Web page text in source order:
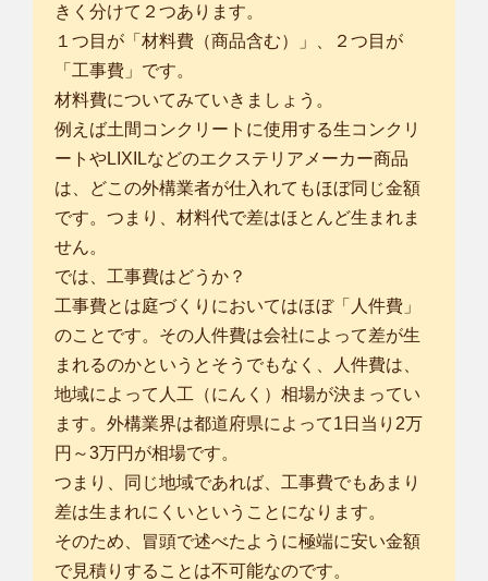
きく分けて２つあります。
１つ目が「材料費（商品含む）」、２つ目が
「工事費」です。
材料費についてみていきましょう。
例えば土間コンクリートに使用する生コンクリ
ートやLIXILなどのエクステリアメーカー商品
は、どこの外構業者が仕入れてもほぼ同じ金額
です。つまり、材料代で差はほとんど生まれま
せん。
では、工事費はどうか？
工事費とは庭づくりにおいてはほぼ「人件費」
のことです。その人件費は会社によって差が生
まれるのかというとそうでもなく、人件費は、
地域によって人工（にんく）相場が決まってい
ます。外構業界は都道府県によって1日当り2万
円～3万円が相場です。
つまり、同じ地域であれば、工事費でもあまり
差は生まれにくいということになります。
そのため、冒頭で述べたように極端に安い金額
で見積りすることは不可能なのです。